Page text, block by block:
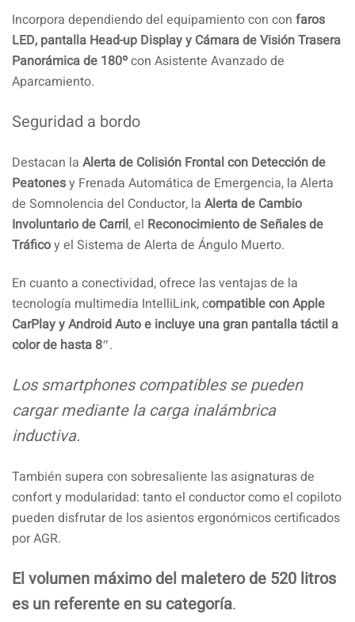
Incorpora dependiendo del equipamiento con con faros
LED, pantalla Head-up Display y Cámara de Visión Trasera
Panorámica de 180ºcon Asistente Avanzado de
Aparcamiento.
Seguridad a bordo
Destacan la Alerta de Colisión Frontal con Detección de
Peatonesy Frenada Automática de Emergencia, la Alerta
de Somnolencia del Conductor, la Alerta de Cambio
Involuntario de Carril, el Reconocimiento de Señales de
Tráficoy el Sistema de Alerta de Ángulo Muerto.
En cuanto a conectividad, ofrece las ventajas de la
tecnología multimedia IntelliLink, compatible con Apple
CarPlay y Android Auto e incluye una gran pantalla táctil a
color de hasta 8″.
Los smartphones compatibles se pueden
cargar mediante la carga inalámbrica
inductiva.
También supera con sobresaliente las asignaturas de
confort y modularidad: tanto el conductor como el copiloto
pueden disfrutar de los asientos ergonómicos certificados
por AGR.
El volumen máximo del maletero de 520 litros
es un referente en su categoría.